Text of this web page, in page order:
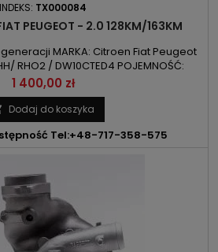
INDEKS: TX000084
PEUGEOT - 2.0 128KM/163KM
MARKA: Citroen Fiat Peugeot
RHO2 / DW10CTED4 POJEMNOŚĆ:
MOC: 94kW/128KM 120kW/163KM
UWAGA: Turbo chłodzone cieczą
Cena
1 400,00 zł
Dodaj do koszyka
Tel:+48-717-358-575